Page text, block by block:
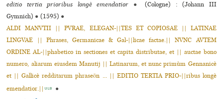
editio tertia prioribus longè emendatior
●
(Cologne) : (Johann III
Gymnich) ● (1595) ●
ALDI MANVTII || PVRAE, ELEGAN-||TES ET COPIOSAE || LATINAE
LINGVAE || Phrases, Germanicae & Gal-||licae factae.|| NVNC AVTEM
ORDINE AL-||phabetico in sectiones et capita distributae, et || auctae bono
numero, aliarum eiusdem Manutij || Latinarum, et nunc primùm Gennanicè
et || Gallicè redditarum phraseōn ... || EDITIO TERTIA PRIO-||ribus longè
emendatior.||
ULB ●